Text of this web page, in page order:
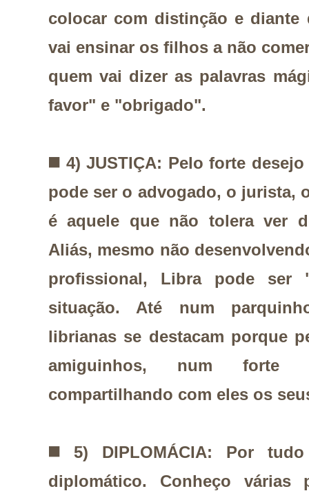
colocar com distinção e diante
vai ensinar os filhos a não
quem vai dizer as palavras
favor" e "obrigado".
◼️ 4) JUSTIÇA: Pelo forte
pode ser o advogado, o jurista,
é aquele que não tolera ver
Aliás, mesmo não
profissional, Libra pode ser
situação. Até num
librianas se destacam porque
amiguinhos, num forte
compartilhando com eles os
◼️ 5) DIPLOMÁCIA: Por
diplomático. Conheço várias